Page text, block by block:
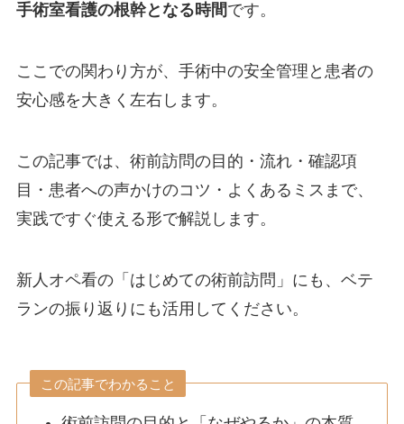
手術室看護の根幹となる時間です。
ここでの関わり方が、手術中の安全管理と患者の
安心感を大きく左右します。
この記事では、術前訪問の目的・流れ・確認項
目・患者への声かけのコツ・よくあるミスまで、
実践ですぐ使える形で解説します。
新人オペ看の「はじめての術前訪問」にも、ベテ
ランの振り返りにも活用してください。
この記事でわかること